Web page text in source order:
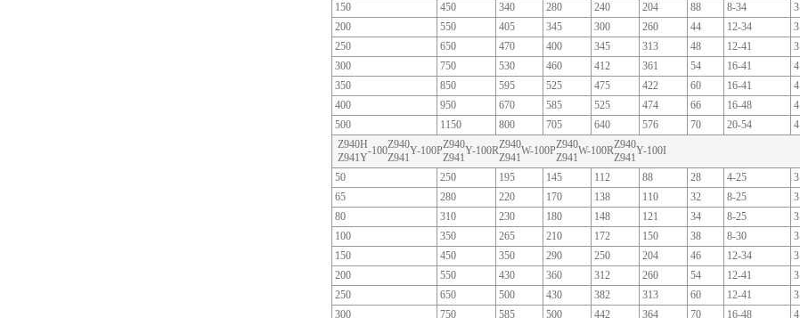
150
450 340 280 240 204 88 8-34 3
200
550 405 345 300 260 44 12-34 3
250
650 470 400 345 313 48 12-41 3
300
750 530 460 412 361 54 16-41 4
350
850 595 525 475 422 60 16-41 4
400
950 670 585 525 474 66 16-48 4
500
1150 800 705 640 576 70 20-54 4
Z940H-100Z940Y-100PZ940Y-100RZ940W-100PZ940W-100RZ940Y-100I
Z941Y Z941 Z941 Z941 Z941
Z941
50
250 195 145 112 88 28 4-25 3
65
280 220 170 138 110 32 8-25 3
80
310 230 180 148 121 34 8-25 3
100
350 265 210 172 150 38 8-30 3
150
450 350 290 250 204 46 12-34 3
200
550 430 360 312 260 54 12-41 3
250
650 500 430 382 313 60 12-41 3
300
750 585 500 442 364 70 16-48 4